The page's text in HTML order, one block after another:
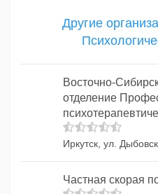
Другие
Восточно-
отделение
Иркутск, ул.
Частная скорая